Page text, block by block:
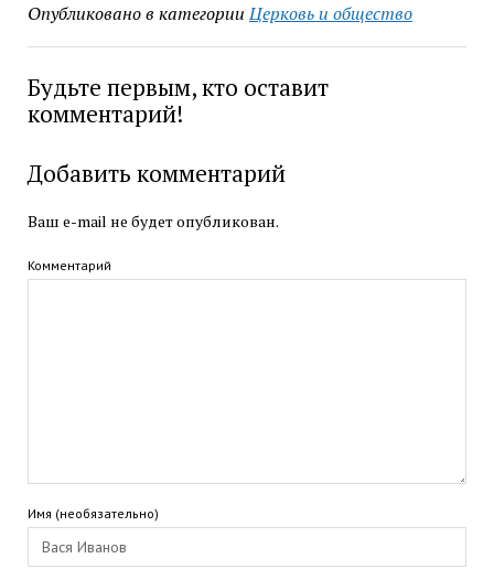
Опубликовано в категории Церковь и общество
Будьте первым, кто оставит
комментарий!
Добавить комментарий
Ваш e-mail не будет опубликован.
Комментарий
Имя (необязательно)